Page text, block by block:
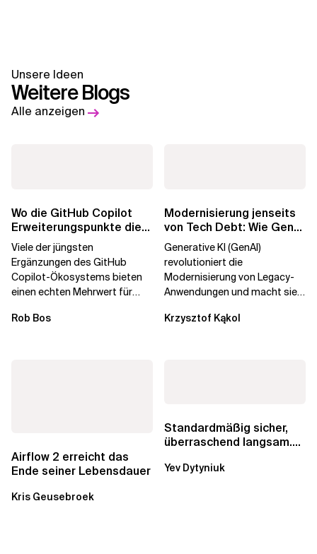
Unsere Ideen
Weitere Blogs
Alle anzeigen
Wo die GitHub Copilot
Erweiterungspunkte die
Governance brechen
Viele der jüngsten
Ergänzungen des GitHub
Copilot-Ökosystems bieten
einen echten Mehrwert für
aber auch die...
Rob Bos
Modernisierung jenseits
von Tech Debt: Wie GenAI
die
Generative KI (GenAI)
revolutioniert die
Modernisierung von Legacy-
Anwendungen und macht sie
Durch die Automatisierung...
Krzysztof Kąkol
Airflow 2 erreicht das
Ende seiner Lebensdauer
Kris Geusebroek
Standardmäßig sicher,
überraschend langsam.
über die RDS...
Yev Dytyniuk